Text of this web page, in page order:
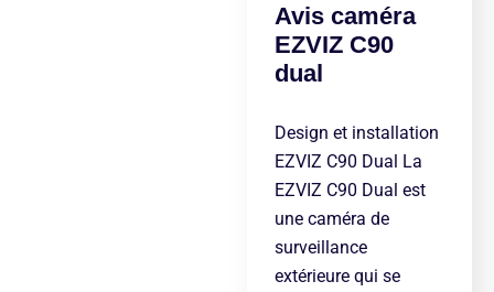
Avis caméra
EZVIZ C90
dual
Design et installation
EZVIZ C90 Dual La
EZVIZ C90 Dual est
une caméra de
surveillance
extérieure qui se